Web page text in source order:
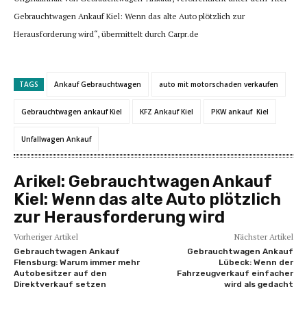
Gebrauchtwagen Ankauf Kiel: Wenn das alte Auto plötzlich zur
Herausforderung wird“, übermittelt durch Carpr.de
TAGS Ankauf Gebrauchtwagen auto mit motorschaden verkaufen
Gebrauchtwagen ankauf Kiel KFZ Ankauf Kiel PKW ankauf Kiel
Unfallwagen Ankauf
Arikel: Gebrauchtwagen Ankauf
Kiel: Wenn das alte Auto plötzlich
zur Herausforderung wird
Vorheriger Artikel
Gebrauchtwagen Ankauf
Flensburg: Warum immer mehr
Autobesitzer auf den
Direktverkauf setzen
Nächster Artikel
Gebrauchtwagen Ankauf
Lübeck: Wenn der
Fahrzeugverkauf einfacher
wird als gedacht